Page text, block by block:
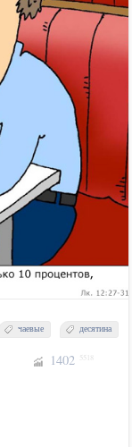
десятина
чаевые
1402 5518